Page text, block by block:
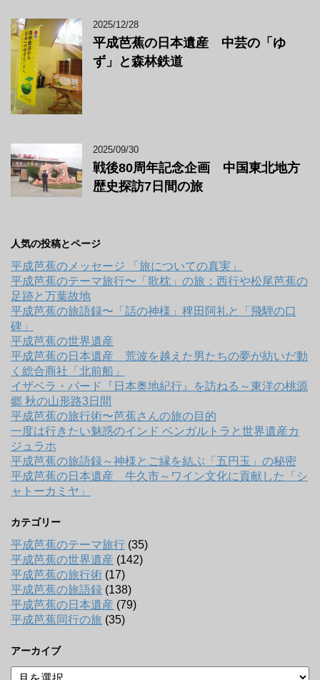
2025/12/28
平成芭蕉の日本遺産 中芸の「ゆ
ず」と森林鉄道
2025/09/30
戦後80周年記念企画 中国東北地方
歴史探訪7日間の旅
人気の投稿とページ
平成芭蕉のメッセージ 「旅についての真実」
平成芭蕉のテーマ旅行〜「歌枕」の旅：西行や松尾芭蕉の
足跡と万葉故地
平成芭蕉の旅語録〜「話の神様」稗田阿礼と「飛騨の口
碑」
平成芭蕉の世界遺産
平成芭蕉の日本遺産 荒波を越えた男たちの夢が紡いだ動
く総合商社「北前船」
イザベラ・バード『日本奥地紀行』を訪ねる～東洋の桃源
郷 秋の山形路3日間
平成芭蕉の旅行術〜芭蕉さんの旅の目的
一度は行きたい魅惑のインド ベンガルトラと世界遺産カ
ジュラホ
平成芭蕉の旅語録～神様とご縁を結ぶ「五円玉」の秘密
平成芭蕉の日本遺産 牛久市～ワイン文化に貢献した「シ
ャトーカミヤ」
カテゴリー
平成芭蕉のテーマ旅行 (35)
平成芭蕉の世界遺産 (142)
平成芭蕉の旅行術 (17)
平成芭蕉の旅語録 (138)
平成芭蕉の日本遺産 (79)
平成芭蕉同行の旅 (35)
アーカイブ
ア